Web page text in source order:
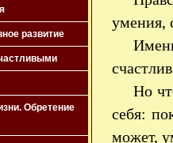
развитие
Обретение
умения,
Но
себя:
может,